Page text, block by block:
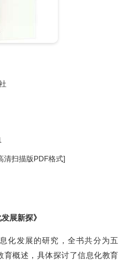
清扫描版PDF格式]
展新探》
化发展的研究，全书共分为五
育概述，具体探讨了信息化教育